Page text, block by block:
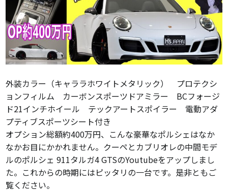
外装カラー（キャララホワイトメタリック） プロテクシ
ョンフィルム カーボンスポーツドアミラー BCフォージ
ド21インチホイール テックアートスポイラー 電動アダ
プティブスポーツシート付き
オプション総額約400万円、こんな豪華なポルシェはなか
なかお目にかかれません。クーペとカブリオレの中間モデ
ルのポルシェ 911タルガ4 GTSのYoutubeをアップしまし
た。これからの時期にはピッタリの一台です。是非ともご
覧ください。